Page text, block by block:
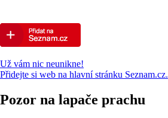
Už vám nic neunikne!
Přidejte si web na hlavní stránku Seznam.cz.
Pozor na lapače prachu